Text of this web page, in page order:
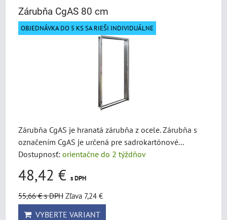
Zárubňa CgAS 80 cm
OBJEDNÁVKA DO 5 KS SA RIEŠI INDIVIDUÁLNE
Zárubňa CgAS je hranatá zárubňa z ocele. Zárubňa s
označením CgAS je určená pre sadrokartónové...
Dostupnosť: orientačne do 2 týždňov
48,42 € s DPH
55,66 €s DPH Zľava 7,24 €
VYBERTE VARIANT